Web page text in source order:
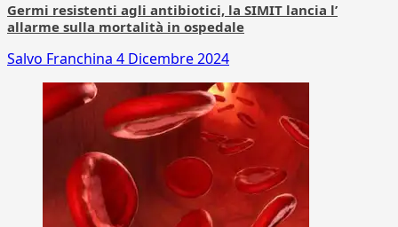
Germi resistenti agli antibiotici, la SIMIT lancia l’
allarme sulla mortalità in ospedale
Salvo Franchina 4 Dicembre 2024